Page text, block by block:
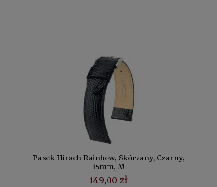
Pasek Hirsch Rainbow, Skórzany, Czarny,
15mm, M
149,00 zł